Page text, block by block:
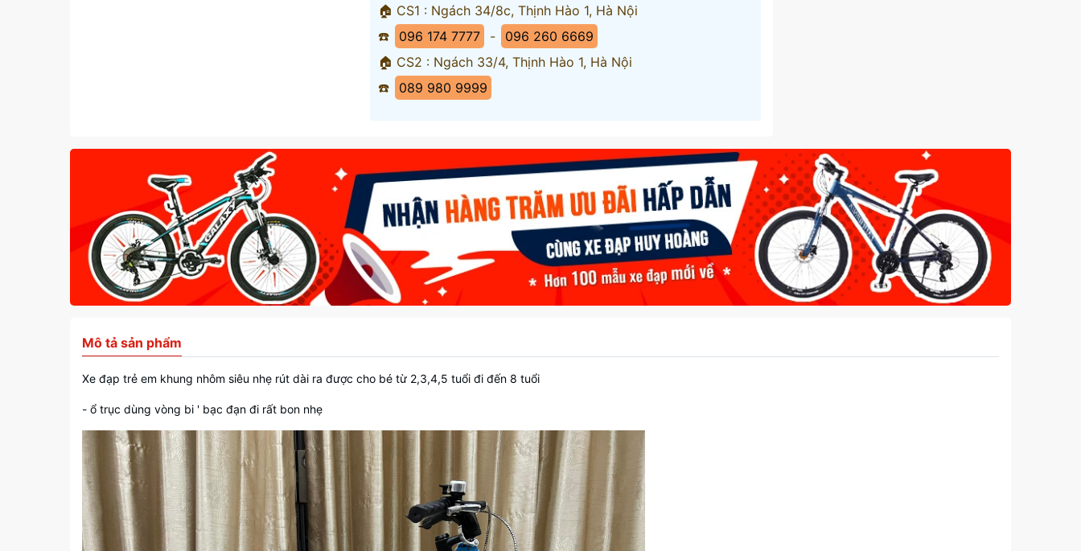
🏠 CS1 : Ngách 34/8c, Thịnh Hào 1, Hà Nội
☎️
096 174 7777 -
096 260 6669
🏠 CS2 : Ngách 33/4, Thịnh Hào 1, Hà Nội
☎️
089 980 9999
Mô tả sản phẩm
Xe đạp trẻ em khung nhôm siêu nhẹ rút dài ra được cho bé từ 2,3,4,5 tuổi đi đến 8 tuổi
- ổ trục dùng vòng bi ' bạc đạn đi rất bon nhẹ